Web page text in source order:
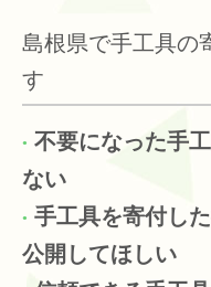
島根県で手工具の
す
不要になった手
ない
手工具を寄付し
公開してほしい